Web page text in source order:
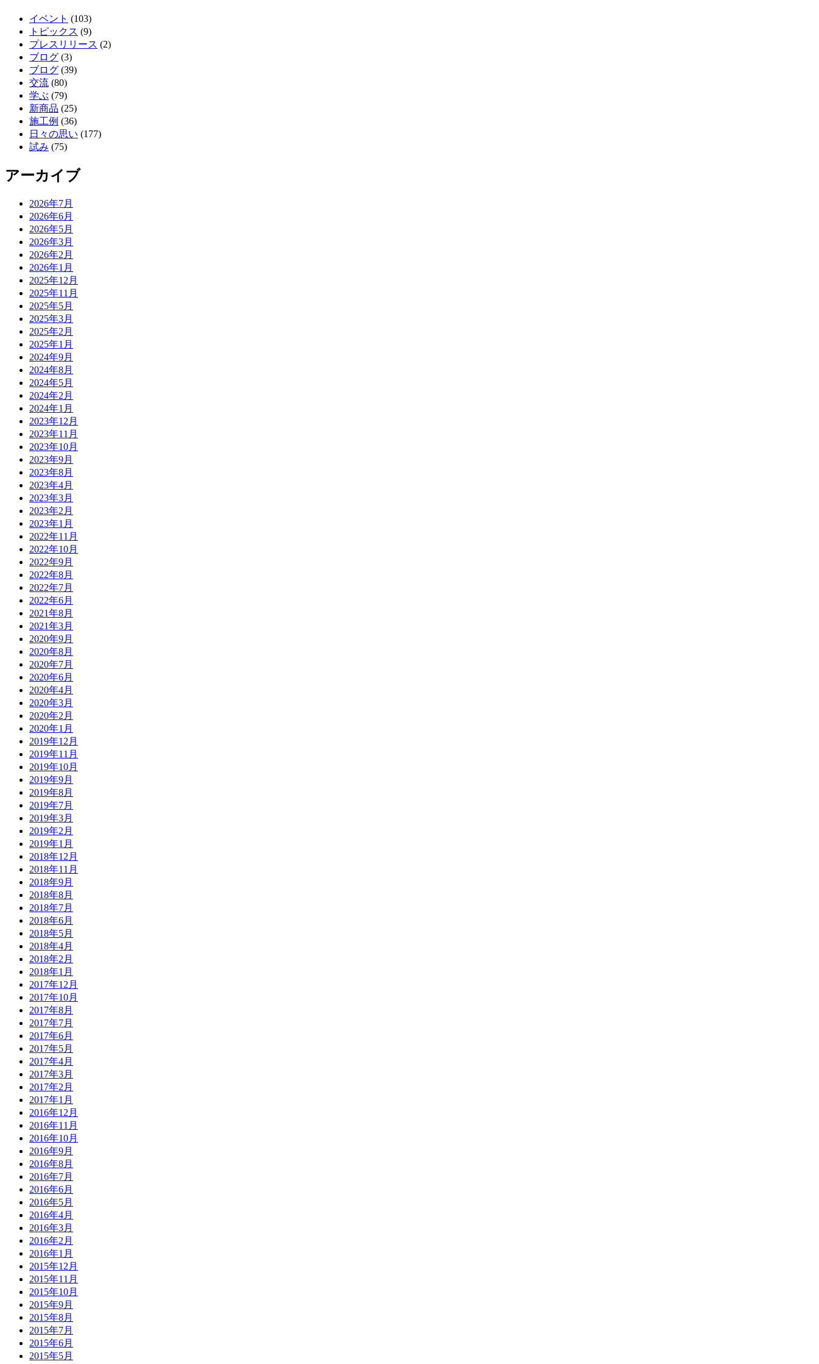
イベント (103)
トピックス (9)
プレスリリース (2)
ブログ (3)
ブログ (39)
交流 (80)
学ぶ (79)
新商品 (25)
施工例 (36)
日々の思い (177)
試み (75)
アーカイブ
2026年7月
2026年6月
2026年5月
2026年3月
2026年2月
2026年1月
2025年12月
2025年11月
2025年5月
2025年3月
2025年2月
2025年1月
2024年9月
2024年8月
2024年5月
2024年2月
2024年1月
2023年12月
2023年11月
2023年10月
2023年9月
2023年8月
2023年4月
2023年3月
2023年2月
2023年1月
2022年11月
2022年10月
2022年9月
2022年8月
2022年7月
2022年6月
2021年8月
2021年3月
2020年9月
2020年8月
2020年7月
2020年6月
2020年4月
2020年3月
2020年2月
2020年1月
2019年12月
2019年11月
2019年10月
2019年9月
2019年8月
2019年7月
2019年3月
2019年2月
2019年1月
2018年12月
2018年11月
2018年9月
2018年8月
2018年7月
2018年6月
2018年5月
2018年4月
2018年2月
2018年1月
2017年12月
2017年10月
2017年8月
2017年7月
2017年6月
2017年5月
2017年4月
2017年3月
2017年2月
2017年1月
2016年12月
2016年11月
2016年10月
2016年9月
2016年8月
2016年7月
2016年6月
2016年5月
2016年4月
2016年3月
2016年2月
2016年1月
2015年12月
2015年11月
2015年10月
2015年9月
2015年8月
2015年7月
2015年6月
2015年5月